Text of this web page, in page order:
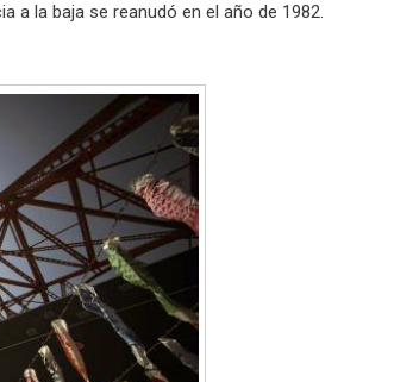
a la baja se reanudó en el año de 1982.